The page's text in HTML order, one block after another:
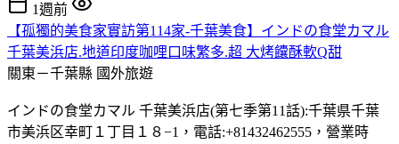
1週前
【孤獨的美食家實訪第114家-千葉美食】インドの食堂カマル
千葉美浜店.地道印度咖哩口味繁多.超 大烤饢酥軟Q甜
關東－千葉縣 國外旅遊
インドの食堂カマル 千葉美浜店(第七季第11話):千葉県千葉
市美浜区幸町１丁目１８−1，電話:+81432462555，營業時